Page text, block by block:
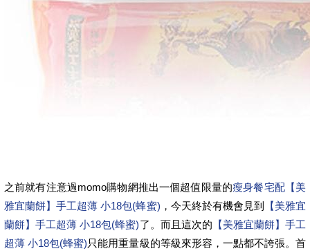
之前就有注意過momo購物網推出一個超值限量的瘦身餐宅配【美
雅宜蘭餅】手工超薄 小18包(蜂蜜) ，今天終於有機會見到
【美雅宜
蘭餅】手工超薄 小18包(蜂蜜)了。而且這次的 【美雅宜蘭餅】手工
超薄 小18包(蜂蜜)只能用重量級的等級來形容，一點都不誇張。首